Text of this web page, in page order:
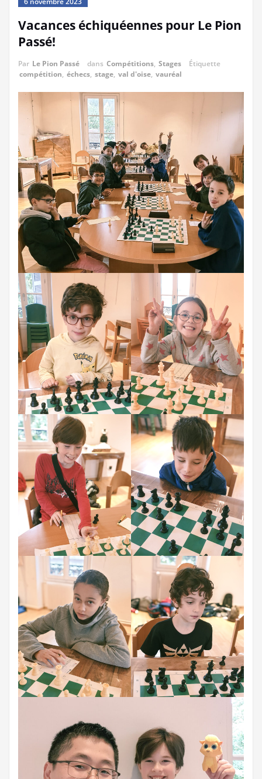
Vacances échiquéennes pour Le Pion
Passé!
Par Le Pion Passé dans Compétitions, Stages
Étiquette
compétition, échecs, stage, val d'oise, vauréal